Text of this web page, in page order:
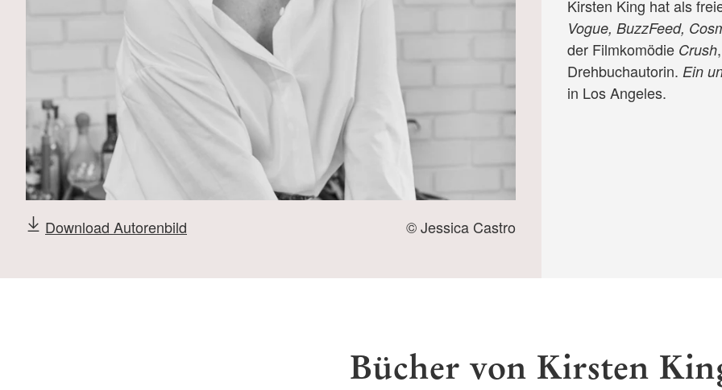
Download Autorenbild © Jessica Castro
Kirsten King hat als
Vogue, BuzzFeed,
der Filmkomödie Crush
Drehbuchautorin. Ein
in Los Angeles.
Bücher von Kirsten